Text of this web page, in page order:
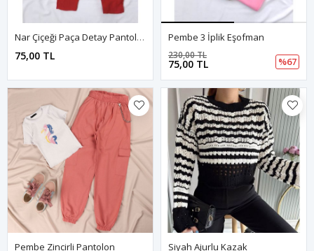
Nar Çiçeği Paça Detay Pantolon
75,00 TL
Pembe 3 İplik Eşofman
75,00 TL
230,00 TL
%67
Pembe Zincirli Pantolon Siyah Ajurlu Kazak